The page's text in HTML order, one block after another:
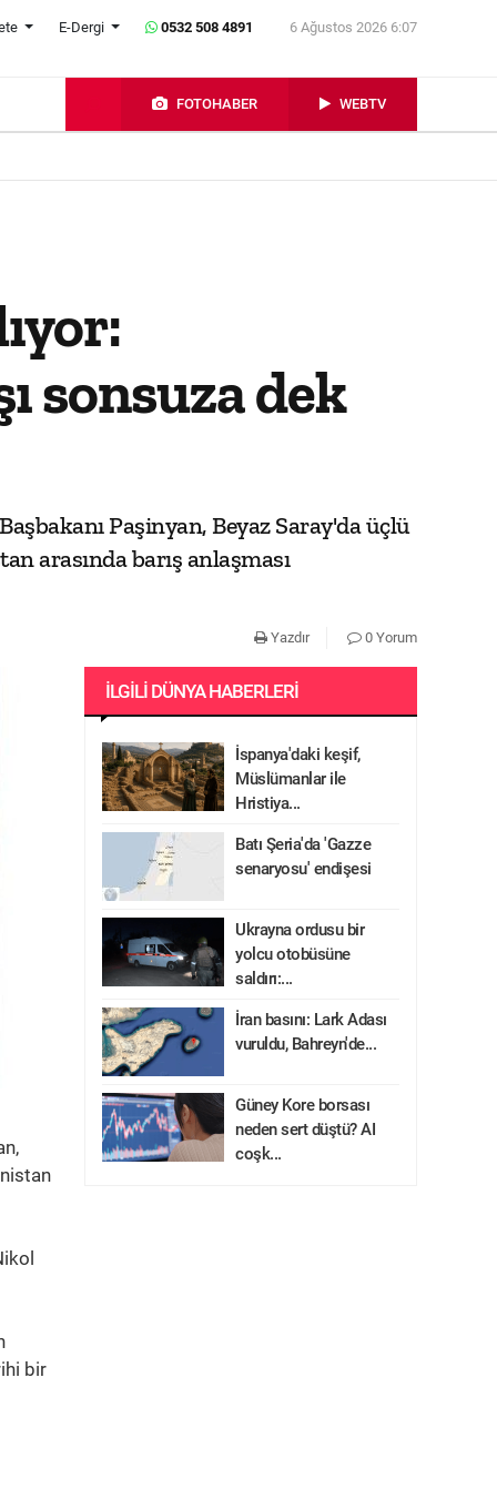
E-Dergi 0532 508 4891 6 Ağustos 2026 6:07
FOTOHABER WEBTV
sonsuza dek
Paşinyan, Beyaz Saray'da üçlü
arasında barış anlaşması
Yazdır 0 Yorum
bir
İLGILI DÜNYA HABERLERI
İspanya'daki keşif,
Müslümanlar ile
Hristiya...
Batı Şeria'da 'Gazze
senaryosu' endişesi
Ukrayna ordusu bir
yolcu otobüsüne
saldırı:...
İran basını: Lark Adası
vuruldu, Bahreyn'de...
Güney Kore borsası
neden sert düştü? AI
coşk...